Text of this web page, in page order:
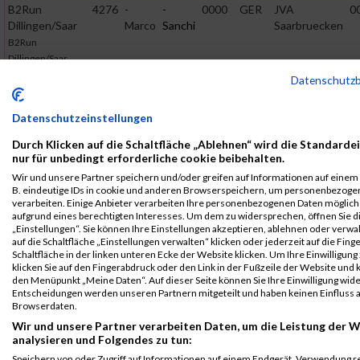
B2Run
Dillingen/Saar
B2Run
Dillingen/Saar
4276 -
Marco
-
Sanchi
0000 GER
JVA
Saarbruecken
Dillingen/Saar
Einzelwertung
JVA
B2Run
Dillingen/Saar
Teamwertung
männlich
4276 -
Marco
-
Sanchi
0000 GER
JVA
Saarbruecken
B2Run
Dillingen/Saar
Teamwertung
mixed
4276 -
Marco
-
Sanchi
0000 GER
JVA
Saarbruecken
Legende:
GPos = Geschlechter Position, KPos = Kategorie Position, TPos =
Team Position, DNS = Did not start, DNF = Did not finish, DQ =
Datenschutzeinstellungen
Durch Klicken auf die Schaltfläche „Ablehnen“ wird die
nur für unbedingt erforderliche cookie beibehalten.
Wir und unsere Partner speichern und/oder greifen auf Informationen auf einem
B. eindeutige IDs in cookie und anderen Browserspeichern, um
verarbeiten. Einige Anbieter verarbeiten Ihre personenbezogenen Daten
aufgrund eines berechtigten Interesses. Um dem zu widersprechen, öffnen Sie
„Einstellungen“. Sie können Ihre Einstellungen akzeptieren, ablehnen oder
auf die Schaltfläche „Einstellungen verwalten“ klicken oder jederzeit auf die
Schaltfläche in der linken unteren Ecke der Website klicken. Um Ihre
klicken Sie auf den Fingerabdruck oder den Link in der Fußzeile der Website und
den Menüpunkt „Meine Daten“. Auf dieser Seite können Sie Ihre Einwilligung
Entscheidungen werden unseren Partnern mitgeteilt und haben keinen Einfluss
Browserdaten.
Wir und unsere Partner verarbeiten Daten, um die Leistung der
analysieren und Folgendes zu tun: